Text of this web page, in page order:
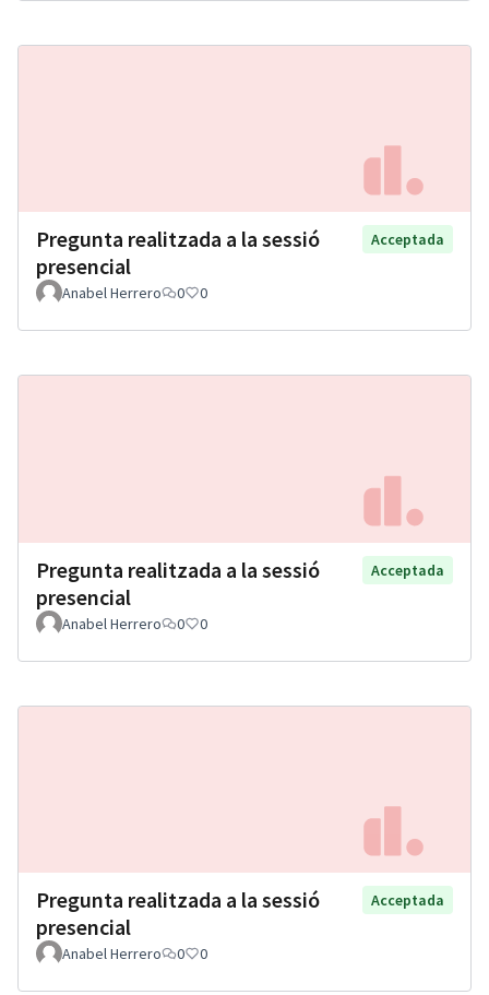
Pregunta realitzada a la sessió
presencial
Acceptada
Anabel Herrero 0 0
Pregunta realitzada a la sessió
presencial
Acceptada
Anabel Herrero 0 0
Pregunta realitzada a la sessió
presencial
Acceptada
Anabel Herrero 0 0